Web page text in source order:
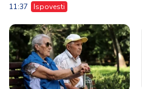
11:37 Ispovesti